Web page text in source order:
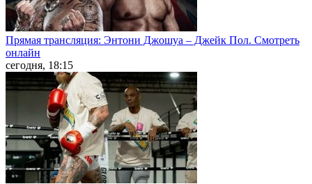
Прямая трансляция: Энтони Джошуа – Джейк Пол. Смотреть
онлайн
сегодня, 18:15